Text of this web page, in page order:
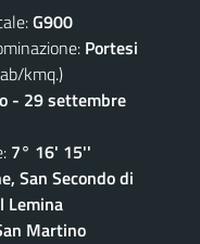
G900
Portesi
kmq.)
- 29 settembre
7° 16' 15''
San Secondo di
Lemina
Martino